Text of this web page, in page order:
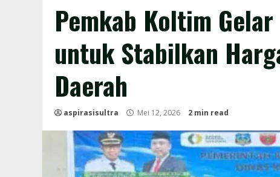
Pemkab Koltim
untuk Stabilkan
Daerah
aspirasisultra Mei 12, 2026 2 min read